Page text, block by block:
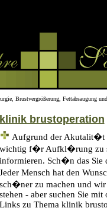
Brustvergrößerung, Fettabsaugung
klinik brustoperation
Aufgrund der Akutalit�t
wichtig f�r Aufkl�rung zu
informieren. Sch�n das Sie
Jeder Mensch hat den
sch�ner zu machen und
stehen - aber suchen Sie
Links zu Thema klinik